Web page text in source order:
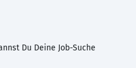
Du Deine Job-Suche